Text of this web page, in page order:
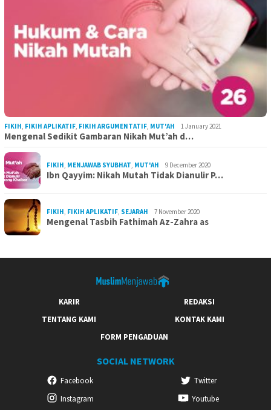
FIKIH, FIKIH APLIKATIF, FIKIH ARGUMENTATIF, MUT'AH 1 January 2021
Mengenal Sedikit Gambaran Nikah Mut’ah d…
FIKIH, MENJAWAB SYUBHAT, MUT'AH 9 December 2020
Ibn Qayyim: Nikah Mutah Tidak Dianulir P…
FIKIH, FIKIH APLIKATIF, SEJARAH 7 November 2020
Mengenal Tasbih Fathimah Az-Zahra as
KARIR
REDAKSI
TENTANG KAMI
KONTAK KAMI
FORM PENGADUAN
SOCIAL NETWORK
Facebook
Twitter
Instagram
Youtube